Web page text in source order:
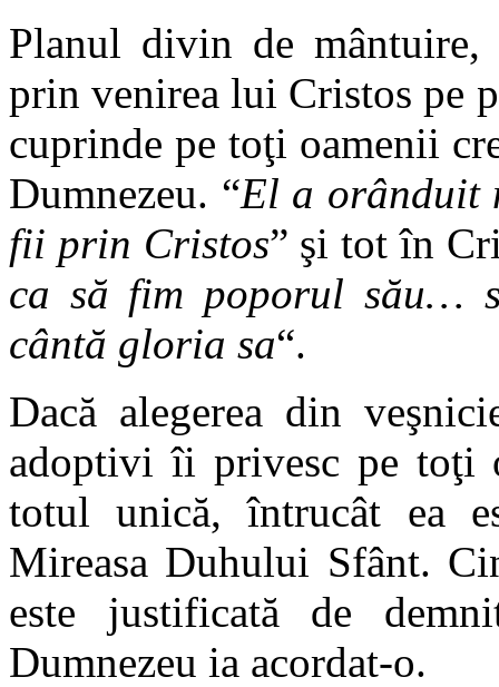
Planul divin de mântuire,
prin venirea lui Cristos pe
cuprinde pe toţi oamenii
Dumnezeu. “El a orânduit
fii prin Cristos” şi tot în
ca să fim poporul său…
cântă gloria sa“.
Dacă alegerea din
adoptivi îi privesc pe toţi
totul unică, întrucât ea
Mireasa Duhului Sfânt.
este justificată de
Dumnezeu ia acordat-o.